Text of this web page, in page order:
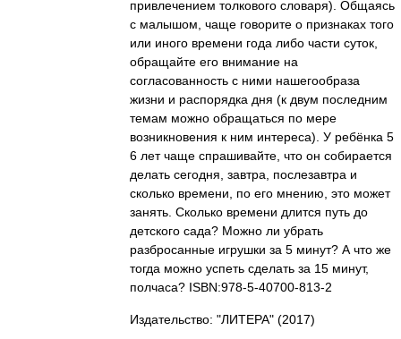
привлечением толкового словаря). Общаясь
с малышом, чаще говорите о признаках того
или иного времени года либо части суток,
обращайте его внимание на
согласованность с ними нашегообраза
жизни и распорядка дня (к двум последним
темам можно обращаться по мере
возникновения к ним интереса). У ребёнка 5
6 лет чаще спрашивайте, что он собирается
делать сегодня, завтра, послезавтра и
сколько времени, по его мнению, это может
занять. Сколько времени длится путь до
детского сада? Можно ли убрать
разбросанные игрушки за 5 минут? А что же
тогда можно успеть сделать за 15 минут,
полчаса? ISBN:978-5-40700-813-2
Издательство: "ЛИТЕРА" (2017)